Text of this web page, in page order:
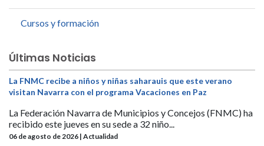
Cursos y formación
Últimas Noticias
La FNMC recibe a niños y niñas saharauis que este verano
visitan Navarra con el programa Vacaciones en Paz
La Federación Navarra de Municipios y Concejos (FNMC) ha
recibido este jueves en su sede a 32 niño...
06 de agosto de 2026 | Actualidad